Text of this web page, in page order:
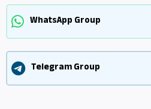
WhatsApp Group
Telegram Group